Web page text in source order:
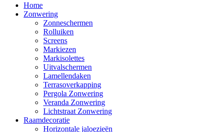
Menu
Home
Zonwering
Zonneschermen
Rolluiken
Screens
Markiezen
Markisolettes
Uitvalschermen
Lamellendaken
Terrasoverkapping
Pergola Zonwering
Veranda Zonwering
Lichtstraat Zonwering
Raamdecoratie
Horizontale jaloezieën